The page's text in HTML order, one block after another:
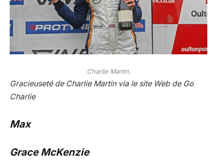
Charlie Martin.
Gracieuseté de Charlie Martin via le site Web de Go
Charlie
Max
Grace McKenzie